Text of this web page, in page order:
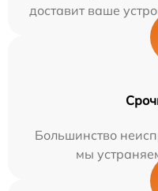
доставит ваше
Большинство
мы